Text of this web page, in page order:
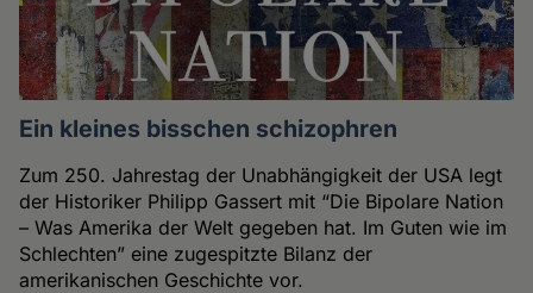
Ein kleines bisschen schizophren
Zum 250. Jahrestag der Unabhängigkeit der USA legt
der Historiker Philipp Gassert mit “Die Bipolare Nation
– Was Amerika der Welt gegeben hat. Im Guten wie im
Schlechten” eine zugespitzte Bilanz der
amerikanischen Geschichte vor.